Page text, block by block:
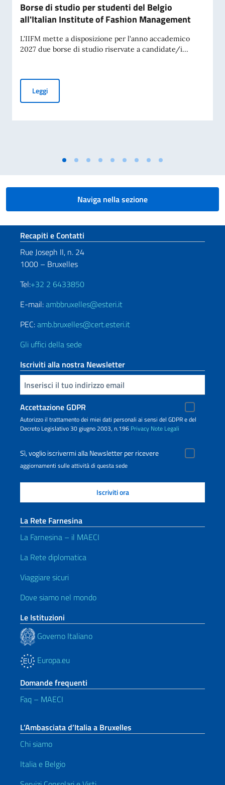
Borse di studio per studenti del Belgio
all'Italian Institute of Fashion Management
L'IIFM mette a disposizione per l'anno accademico
2027 due borse di studio riservate a candidate/i...
LeggiBorse di studio per studenti del Belgio all'Italian Institute
Naviga nella sezione
Sezione footer
Recapiti e Contatti
Rue Joseph II, n. 24
1000 – Bruxelles
Tel:+32 2 6433850
E-mail:ambbruxelles@esteri.it
PEC:amb.bruxelles@cert.esteri.it
Gli uffici della sede
Iscriviti alla nostra Newsletter
Inserisci la tua email
Accettazione GDPR
Autorizzo il trattamento dei miei dati personali ai sensi del GDPR e del
Decreto Legislativo 30 giugno 2003, n.196 Privacy Note Legali
Sì, voglio iscrivermi alla Newsletter per ricevere
aggiornamenti sulle attività di questa sede
La Rete Farnesina
La Farnesina – il MAECI
La Rete diplomatica
Viaggiare sicuri
Dove siamo nel mondo
Le Istituzioni
Governo Italiano
Europa.eu
Domande frequenti
Faq – MAECI
L’Ambasciata d’Italia a Bruxelles
Chi siamo
Italia e Belgio